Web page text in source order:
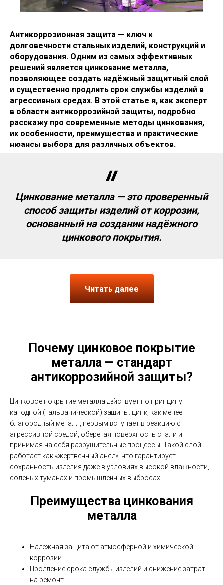
Антикоррозионная защита — ключ к
долговечности стальных изделий, конструкций и
оборудования. Одним из самых эффективных
решений является цинкование металла,
позволяющее создать надёжный защитный слой
и существенно продлить срок службы изделий в
агрессивных средах. В этой статье я, как эксперт
в области антикоррозийной защиты, подробно
расскажу про современные методы цинкования,
их особенности, преимущества и практические
нюансы выбора для различных объектов.
Цинкование металла — это проверенный
способ защиты изделий от коррозии,
основанный на создании надёжного
цинкового покрытия.
Читать далее
Почему цинковое покрытие
металла — стандарт
антикоррозийной защиты?
Цинковое покрытие металла действует по принципу
катодной (гальванической) защиты: цинк, как менее
благородный металл, первым вступает в реакцию с
агрессивной средой, оберегая поверхность стали и
принимая на себя разрушительные процессы. Такой слой
работает как «жертвенный анод», что гарантирует
сохранность изделия даже в условиях высокой влажности,
солёных туманах и промышленных выбросах.
Преимущества цинкования
металла
Надёжная защита от атмосферной и химической
коррозии
Продление срока службы изделий и снижение затрат
на ремонт